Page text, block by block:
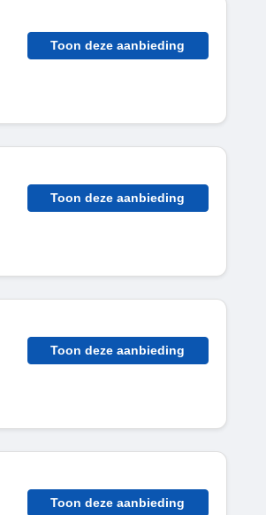
Toon deze aanbieding
Toon deze aanbieding
Toon deze aanbieding
Toon deze aanbieding